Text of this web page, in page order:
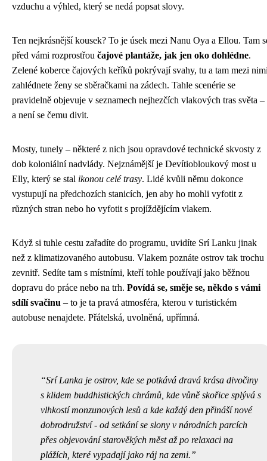
vzduchu a výhled, který se nedá popsat slovy.
Ten nejkrásnější kousek? To je úsek mezi Nanu Oya a Ellou. Tam
před vámi rozprostřou čajové plantáže, jak jen oko dohlédne.
Zelené koberce čajových keříků pokrývají svahy, tu a tam mezi
zahlédnete ženy se sběračkami na zádech. Tahle scenérie se
pravidelně objevuje v seznamech nejhezčích vlakových tras světa –
a není se čemu divit.
Mosty, tunely – některé z nich jsou opravdové technické skvosty z
dob koloniální nadvlády. Nejznámější je Devítiobloukový most u
Elly, který se stal ikonou celé trasy. Lidé kvůli němu dokonce
vystupují na předchozích stanicích, jen aby ho mohli vyfotit z
různých stran nebo ho vyfotit s projíždějícím vlakem.
Když si tuhle cestu zařadíte do programu, uvidíte Srí Lanku jinak
než z klimatizovaného autobusu. Vlakem poznáte ostrov tak trochu
zevnitř. Sedíte tam s místními, kteří tohle používají jako běžnou
dopravu do práce nebo na trh. Povídá se, směje se, někdo s vámi
sdílí svačinu – to je ta pravá atmosféra, kterou v turistickém
autobuse nenajdete. Přátelská, uvolněná, upřímná.
Srí Lanka je ostrov, kde se potkává dravá krása divočiny
s klidem buddhistických chrámů, kde vůně skořice splývá s
vlhkostí monzunových lesů a kde každý den přináší nové
dobrodružství - od setkání se slony v národních parcích
přes objevování starověkých měst až po relaxaci na
plážích, které vypadají jako ráj na zemi.